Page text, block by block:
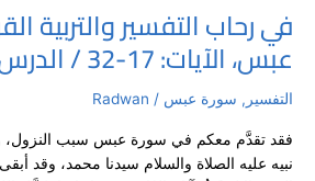
في رحاب التفسير والتربية
عبس، الآيات: 17-32 / الدرس 3
التفسير , سورة عبس /
Radwan
فقد تقدَّم معكم في سورة عبس سبب النزول،
نبيه عليه الصلاة والسلام سيدنا محمد، وقد
في
رحاب
التفسير
والتربية
–
سورة